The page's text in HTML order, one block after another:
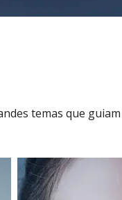
temas que